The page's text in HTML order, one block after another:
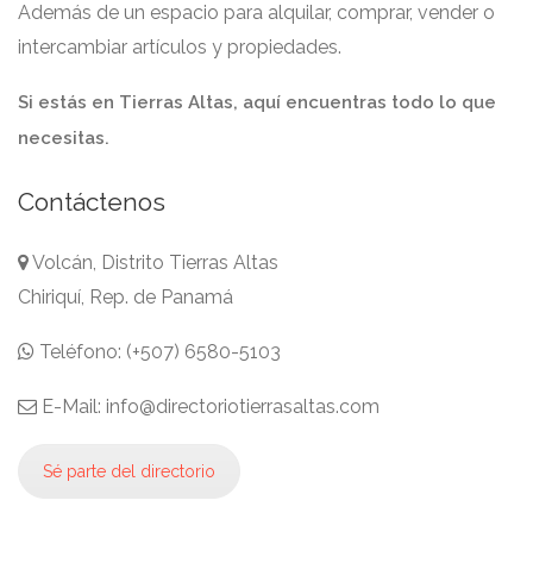
Además de un espacio para alquilar, comprar, vender o
intercambiar artículos y propiedades.
Si estás en Tierras Altas, aquí encuentras todo lo que
necesitas.
Contáctenos
Volcán, Distrito Tierras Altas
Chiriquí, Rep. de Panamá
Teléfono: (+507) 6580-5103
E-Mail: info@directoriotierrasaltas.com
Sé parte del directorio